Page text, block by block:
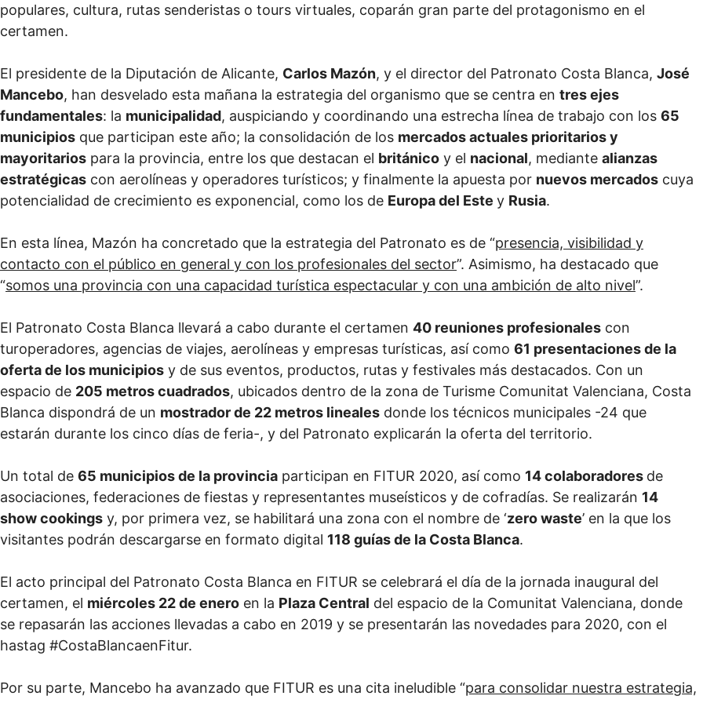
populares, cultura, rutas senderistas o tours virtuales, coparán gran parte del protagonismo en el
certamen.
El presidente de la Diputación de Alicante, Carlos Mazón, y el director del Patronato Costa Blanca, José
Mancebo, han desvelado esta mañana la estrategia del organismo que se centra en tres ejes
fundamentales: la municipalidad, auspiciando y coordinando una estrecha línea de trabajo con los 65
municipios que participan este año; la consolidación de los mercados actuales prioritarios y
mayoritarios para la provincia, entre los que destacan el británico y el nacional, mediante alianzas
estratégicas con aerolíneas y operadores turísticos; y finalmente la apuesta por nuevos mercados cuya
potencialidad de crecimiento es exponencial, como los de Europa del Este y Rusia.
En esta línea, Mazón ha concretado que la estrategia del Patronato es de “presencia, visibilidad y
contacto con el público en general y con los profesionales del sector”. Asimismo, ha destacado que
“somos una provincia con una capacidad turística espectacular y con una ambición de alto nivel”.
El Patronato Costa Blanca llevará a cabo durante el certamen 40 reuniones profesionales con
turoperadores, agencias de viajes, aerolíneas y empresas turísticas, así como 61 presentaciones de la
oferta de los municipios y de sus eventos, productos, rutas y festivales más destacados. Con un
espacio de 205 metros cuadrados, ubicados dentro de la zona de Turisme Comunitat Valenciana, Costa
Blanca dispondrá de un mostrador de 22 metros lineales donde los técnicos municipales -24 que
estarán durante los cinco días de feria-, y del Patronato explicarán la oferta del territorio.
Un total de 65 municipios de la provincia participan en FITUR 2020, así como 14 colaboradores de
asociaciones, federaciones de fiestas y representantes museísticos y de cofradías. Se realizarán 14
show cookings y, por primera vez, se habilitará una zona con el nombre de ‘zero waste’ en la que los
visitantes podrán descargarse en formato digital 118 guías de la Costa Blanca.
El acto principal del Patronato Costa Blanca en FITUR se celebrará el día de la jornada inaugural del
certamen, el miércoles 22 de enero en la Plaza Central del espacio de la Comunitat Valenciana, donde
se repasarán las acciones llevadas a cabo en 2019 y se presentarán las novedades para 2020, con el
hastag #CostaBlancaenFitur.
Por su parte, Mancebo ha avanzado que FITUR es una cita ineludible “para consolidar nuestra estrategia,